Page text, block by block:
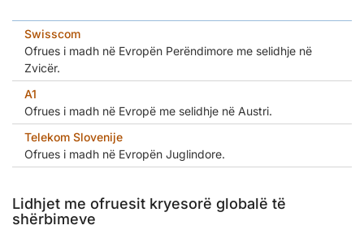
Swisscom
Ofrues i madh në Evropën Perëndimore me selidhje në
Zvicër.
A1
Ofrues i madh në Evropë me selidhje në Austri.
Telekom Slovenije
Ofrues i madh në Evropën Juglindore.
Lidhjet me ofruesit kryesorë globalë të
shërbimeve